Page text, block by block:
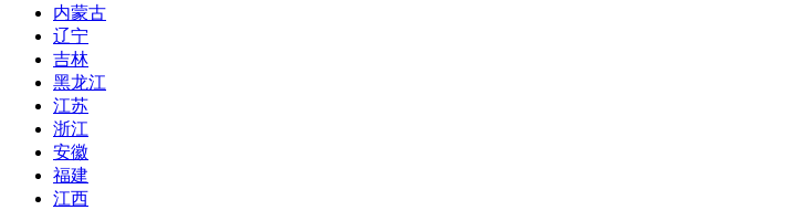
内蒙古
辽宁
吉林
黑龙江
江苏
浙江
安徽
福建
江西